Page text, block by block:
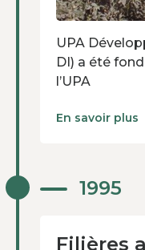
UPA
DI) a été
l’UPA
En savoir plus
1995
Filières